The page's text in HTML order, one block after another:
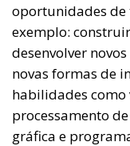
oportunidades de
exemplo:
desenvolver
novas formas de
habilidades
processamento
gráfica e